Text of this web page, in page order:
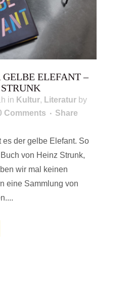
GELBE ELEFANT –
in Kultur, Literatur by
Comments Share
es der gelbe Elefant. So
von Heinz Strunk,
wir mal keinen
eine Sammlung von